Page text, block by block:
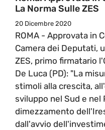
La Norma Sulle ZES
20 Dicembre 2020
ROMA - Approvata in
Camera dei Deputati,
ZES, primo firmatario
De Luca (PD): "La
stimoli alla crescita,
sviluppo nel Sud e nel
dimezzamento
dall'avvio